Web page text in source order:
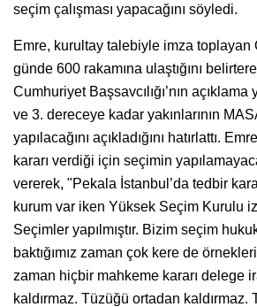
seçim çalışması yapacağını söyledi.
Emre, kurultay talebiyle imza
günde 600 rakamına ulaştığını
Cumhuriyet Başsavcılığı’nın
ve 3. dereceye kadar yakınlarının
yapılacağını açıkladığını hatırlattı.
kararı verdiği için seçimin
vererek, "Pekala İstanbul’da tedbir
kurum var iken Yüksek Seçim Kurulu
Seçimler yapılmıştır. Bizim seçim
baktığımız zaman çok kere de
zaman hiçbir mahkeme kararı delege
kaldırmaz. Tüzüğü ortadan kaldırmaz.